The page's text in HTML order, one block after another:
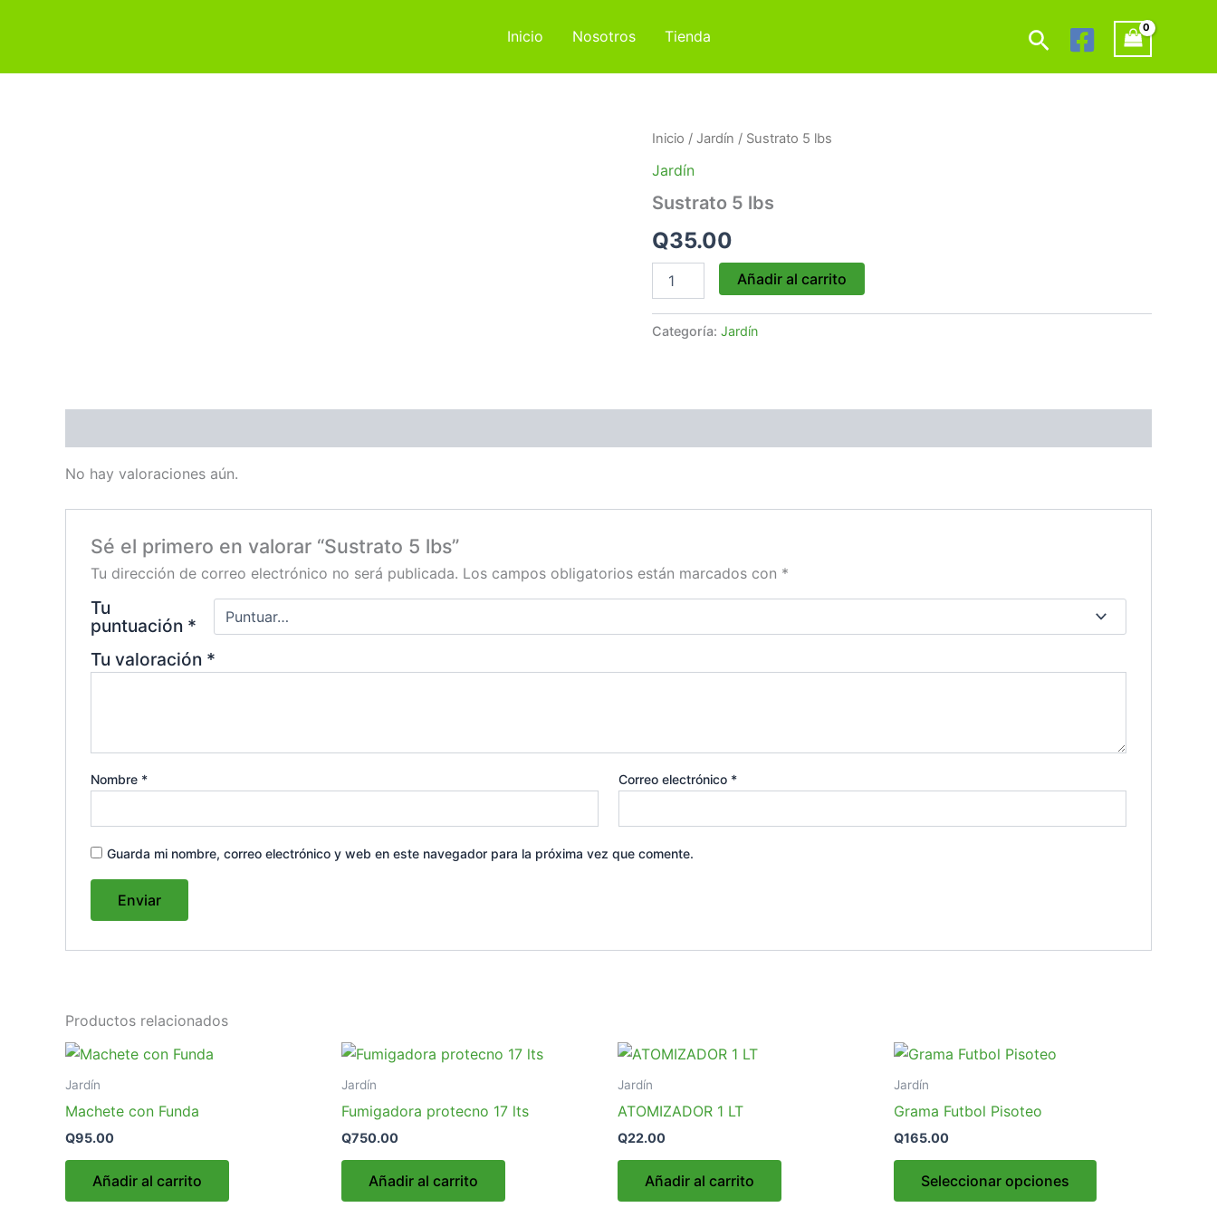
Inicio Nosotros Tienda Buscar
Inicio / Jardín / Sustrato 5 lbs
Jardín
Sustrato 5 lbs
Q35.00
Sustrato
lbs
Añadir al carrito
Categoría: Jardín
No hay valoraciones aún.
Sé el primero en valorar “Sustrato 5 lbs”
Tu dirección de correo electrónico no será publicada. Los campos obligatorios están marcados con *
Tu
puntuación *
Tu valoración *
Nombre * Correo electrónico *
Guarda mi nombre, correo electrónico y web en este navegador para la próxima vez que comente.
Productos relacionados
Jardín
Machete con Funda
Q95.00
Añadir al carrito
Jardín
Fumigadora protecno 17 lts
Q750.00
Añadir al carrito
Jardín
ATOMIZADOR 1 LT
Q22.00
Añadir al carrito
Jardín
Grama Futbol Pisoteo
Q165.00
Seleccionar opciones
opciones